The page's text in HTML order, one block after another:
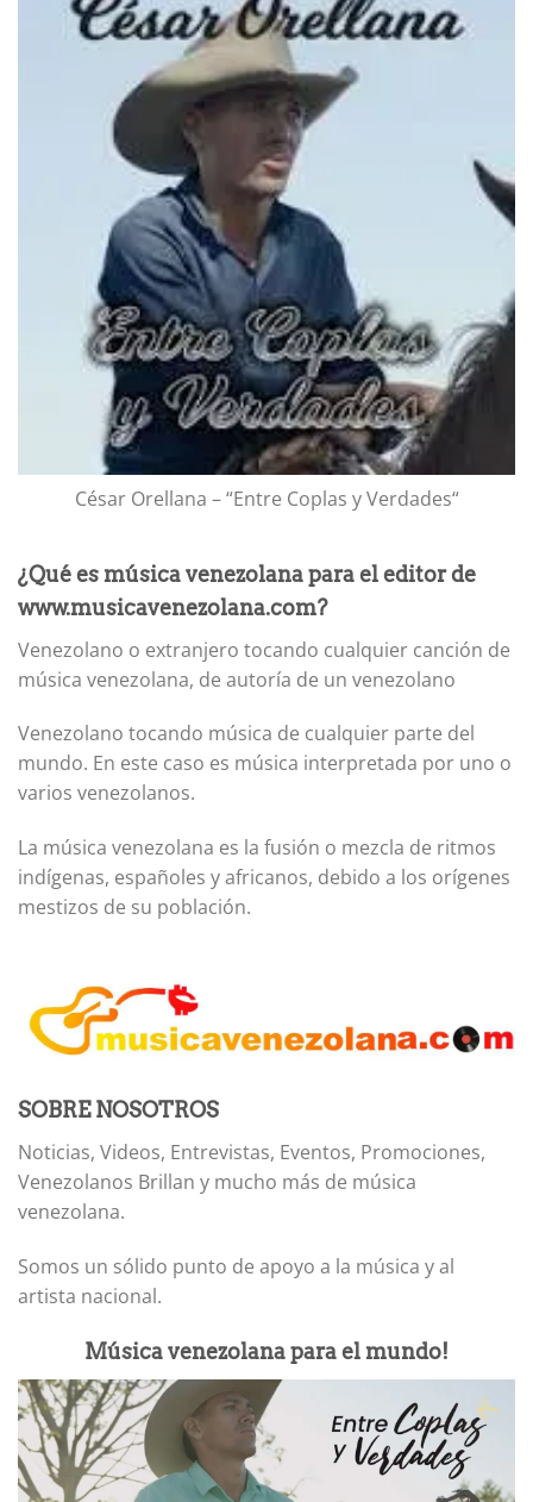
César Orellana – “Entre Coplas y Verdades“
¿Qué es música venezolana para el editor de
www.musicavenezolana.com?
Venezolano o extranjero tocando cualquier canción de
música venezolana, de autoría de un venezolano
Venezolano tocando música de cualquier parte del
mundo. En este caso es música interpretada por uno o
varios venezolanos.
La música venezolana es la fusión o mezcla de ritmos
indígenas, españoles y africanos, debido a los orígenes
mestizos de su población.
SOBRE NOSOTROS
Noticias, Videos, Entrevistas, Eventos, Promociones,
Venezolanos Brillan y mucho más de música
venezolana.
Somos un sólido punto de apoyo a la música y al
artista nacional.
Música venezolana para el mundo!